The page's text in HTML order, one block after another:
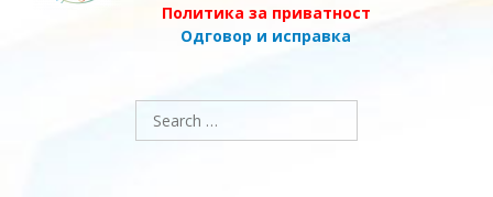
Политика за приватност
Одговор и исправка
Search
for: